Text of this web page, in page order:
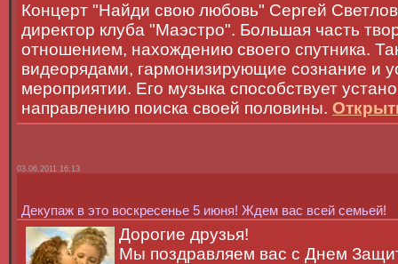
Концерт "Найди свою любовь" Сергей
директор клуба "Маэстро". Большая часть
отношением, нахождению своего спутника.
видеорядами, гармонизирующие сознание и
мероприятии. Его музыка способствует
направлению поиска своей половины.
03.06.2011 16:13
Декупаж в это воскресенье 5 июня! Ждем вас всей семьей!
Дорогие друзья!
Мы поздравляем вас с Днем